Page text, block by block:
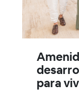
para